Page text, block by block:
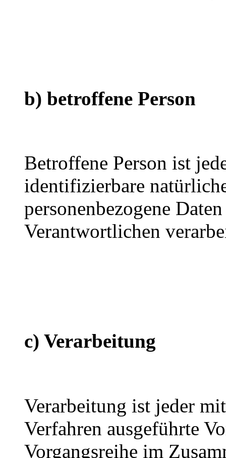
b) betroffene Person
Betroffene Person ist
identifizierbare
personenbezogene
Verantwortlichen
c) Verarbeitung
Verarbeitung ist jeder
Verfahren ausgeführte
Vorgangsreihe im